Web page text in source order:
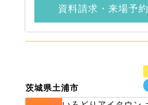
資料請求・来場予約
茨城県土浦市